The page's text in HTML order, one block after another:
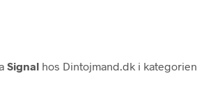
Signal hos Dintojmand.dk i kategorien